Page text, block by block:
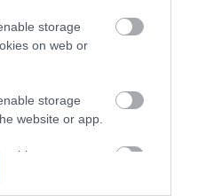
storage
on web or
storage
website or app.
storage
magyar arany, a nyíltvízi úszó
versenyt
csökkent az infláció
témák: